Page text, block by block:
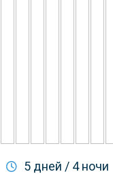
5 дней / 4 ночи